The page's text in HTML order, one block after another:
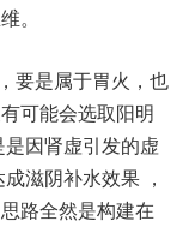
便的用‬是“水生木”以及“金克木”的逆‮思向‬维。